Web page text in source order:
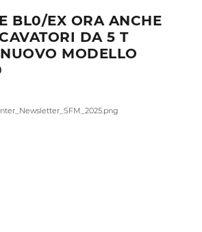
BL0/EX ORA ANCHE
DA 5 T
MODELLO